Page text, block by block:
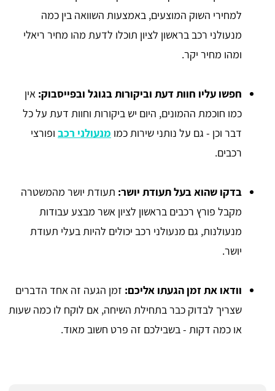
למחירי השוק המוצעים, באמצעות השוואה בין כמה
מנעולני רכב בראשון לציון תוכלו לדעת מהו מחיר ריאלי
ומהו מחיר יקר.
חפשו עליו חוות דעת וביקורות בגוגל ובפייסבוק: אין
כמו חוכמת ההמונים, היום יש ביקורות וחוות דעת על כל
דבר וכן - גם על נותני שירות כמו מנעולני רכב ופורצי
רכבים.
בדקו שהוא בעל תעודת יושר: תעודת יושר מהמשטרה
מקבל פורץ רכבים בראשון לציון אשר מבצע עבודות
מנעולנות, גם מנעולני רכב יכולים להיות בעלי תעודת
יושר.
וודאו את זמן הגעתו אליכם: זמן הגעה זה אחד הדברים
שצריך לבדוק כבר בתחילת השיחה, אם לוקח לו כמה שעות
או כמה דקות - בשבילכם זה פרט חשוב מאוד.